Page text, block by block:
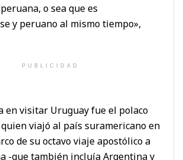
o sea que es
y peruano al mismo tiempo»,
PUBLICIDAD
en visitar Uruguay fue el polaco
viajó al país suramericano en
de su octavo viaje apostólico a
-que también incluía Argentina y